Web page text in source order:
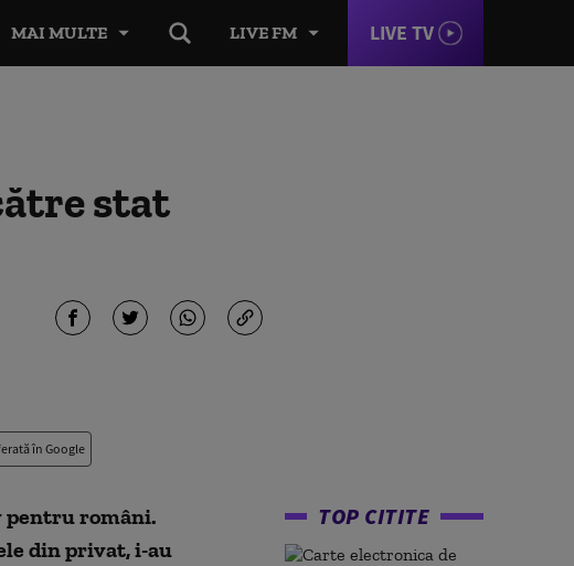
LIVE FM LIVE TV
MAI MULTE
stat
în Google
pentru români.
din privat, i-au
TOP CITITE